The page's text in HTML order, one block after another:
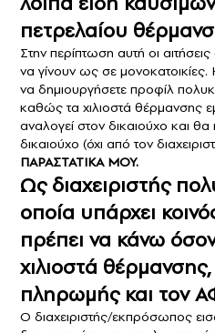
πετρελαίου
Στην περίπτωση αυτή οι
να γίνουν ως σε
να δημιουργήσετε προφίλ
καθώς τα χιλιοστά θέρμανσης
αναλογεί στον δικαιούχο και
δικαιούχο (όχι από τον
ΠΑΡΑΣΤΑΤΙΚΑ ΜΟΥ.
Ως διαχειριστής
οποία υπάρχει
πρέπει να κάνω
χιλιοστά
πληρωμής και τον
Ο διαχειριστής/εκπρόσωπος